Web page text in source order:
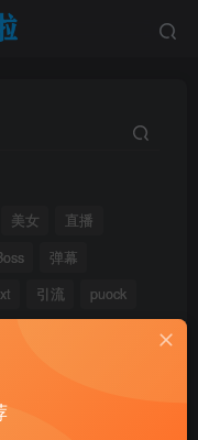
美女
直播
弹幕
引流
puock